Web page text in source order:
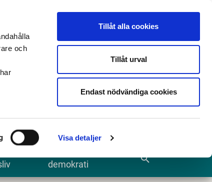
och
Visa detaljer
Tillåt alla cookies
Tillåt urval
Endast nödvändiga cookies
E-tjänster och blanketter Translate
Sök
demokrati
search